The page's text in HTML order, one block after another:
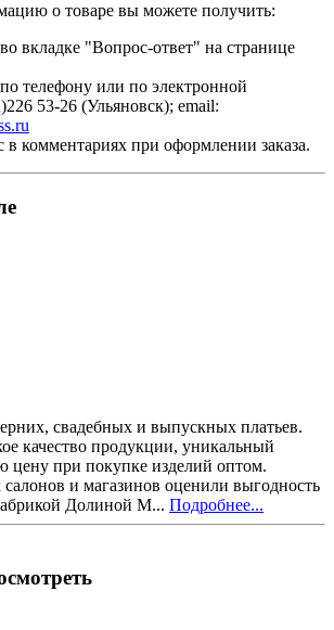
о товаре вы можете получить:
вкладке "Вопрос-ответ" на странице
телефону или по электронной
53-26 (Ульяновск); email:
в комментариях при оформлении заказа.
свадебных и выпускных платьев.
качество продукции, уникальный
цену при покупке изделий оптом.
и магазинов оценили выгодность
Долиной М... Подробнее...